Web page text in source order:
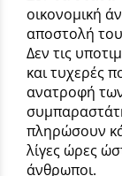
οικονομική
αποστολή
Δεν τις
και τυχερές
ανατροφή
πληρώσουν
λίγες ώρες
άνθρωποι.